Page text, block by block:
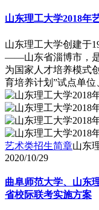
山东理工大学2018年
山东理工大学创建于
――山东省淄博市，
为国家人才培养模式
育培养计划”试点单位
艺术类招生简章山东
2020/10/29
曲阜师范大学、山东
省校际联考实施方案